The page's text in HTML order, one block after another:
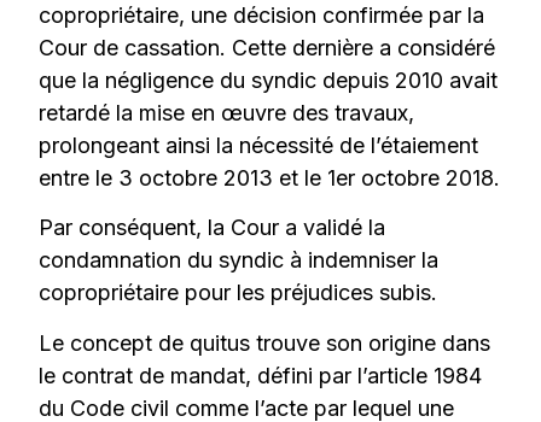
copropriétaire, une décision confirmée par la
Cour de cassation. Cette dernière a considéré
que la négligence du syndic depuis 2010 avait
retardé la mise en œuvre des travaux,
prolongeant ainsi la nécessité de l’étaiement
entre le 3 octobre 2013 et le 1er octobre 2018.
Par conséquent, la Cour a validé la
condamnation du syndic à indemniser la
copropriétaire pour les préjudices subis.
Le concept de quitus trouve son origine dans
le contrat de mandat, défini par l’article 1984
du Code civil comme l’acte par lequel une